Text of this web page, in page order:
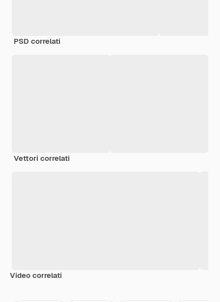
PSD correlati
Vettori correlati
Video correlati